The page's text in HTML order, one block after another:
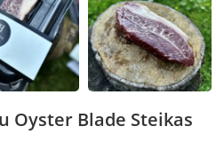
Oyster Blade Steikas